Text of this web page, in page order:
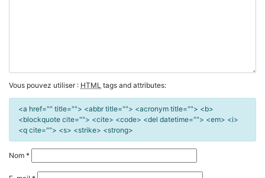
Vous pouvez utiliser : HTML tags and attributes:
<a href="" title=""> <abbr title=""> <acronym title=""> <b>
<blockquote cite=""> <cite> <code> <del datetime=""> <em> <i>
<q cite=""> <s> <strike> <strong>
Nom *